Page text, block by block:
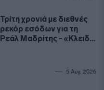
Τρίτη χρονιά με διεθνές
ρεκόρ εσόδων για τη
Ρεάλ Μαδρίτης - «Κλειδί»
5 Αυγ. 2026